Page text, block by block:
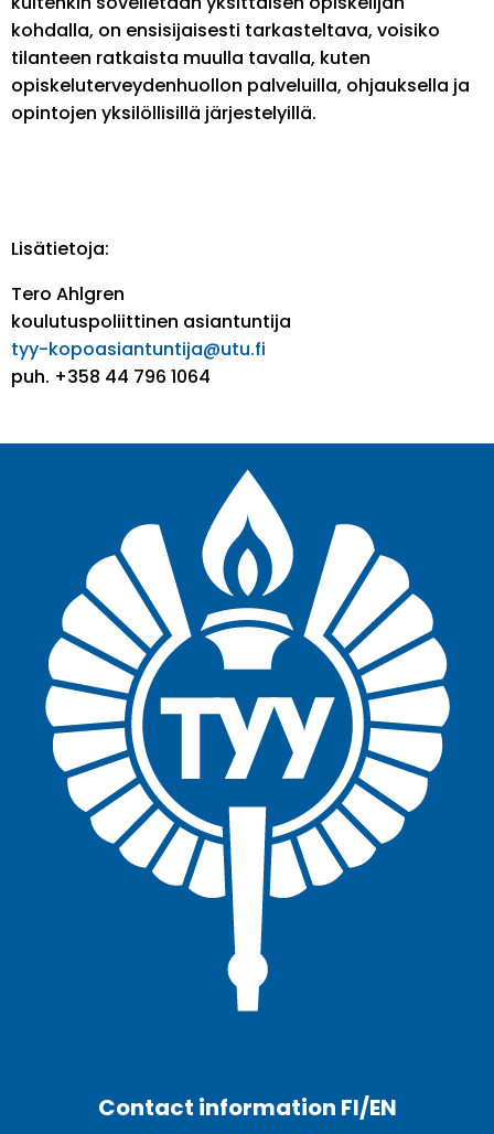
kohdalla, on ensisijaisesti tarkasteltava, voisiko
tilanteen ratkaista muulla tavalla, kuten
opiskeluterveydenhuollon palveluilla, ohjauksella ja
opintojen yksilöllisillä järjestelyillä.
Lisätietoja:
Tero Ahlgren
koulutuspoliittinen asiantuntija
tyy-kopoasiantuntija@utu.fi
puh. +358 44 796 1064
Contact information FI/EN